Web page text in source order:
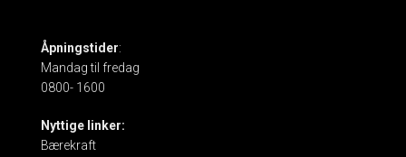
Åpningstider:
Mandag til fredag
0800- 1600
Nyttige linker:
Bærekraft